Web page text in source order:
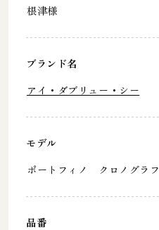
根津様
ブランド名
アイ・ダブリュー・シー
モデル
ポートフィノ クロノグラフ
品番